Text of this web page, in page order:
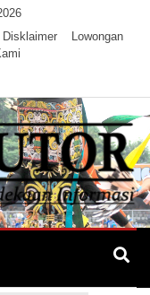
Disklaimer
Lowongan
dan Keadilan